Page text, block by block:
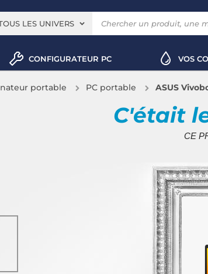
LES UNIVERS
CONFIGURATEUR PC VOS
portable PC portable ASUS
C'était
CE